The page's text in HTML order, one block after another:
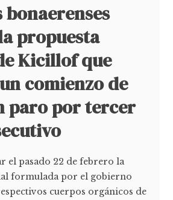
bonaerenses
propuesta
Kicillof que
comienzo de
paro por tercer
el pasado 22 de febrero la
formulada por el gobierno
cuerpos orgánicos de